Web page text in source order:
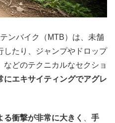
ンバイク（MTB）は、未舗
したり、ジャンプやドロップ
どのテクニカルなセクショ
にエキサイティングでアグレ
る衝撃が非常に大きく
手